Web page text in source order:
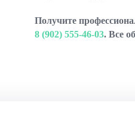
Получите
8 (902) 555-46-03. Все